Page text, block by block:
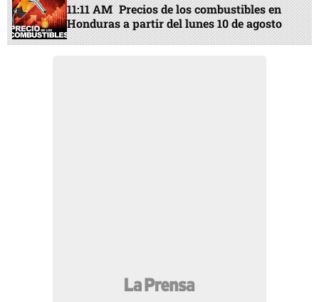
11:11 AM Precios de los combustibles en
Honduras a partir del lunes 10 de agosto